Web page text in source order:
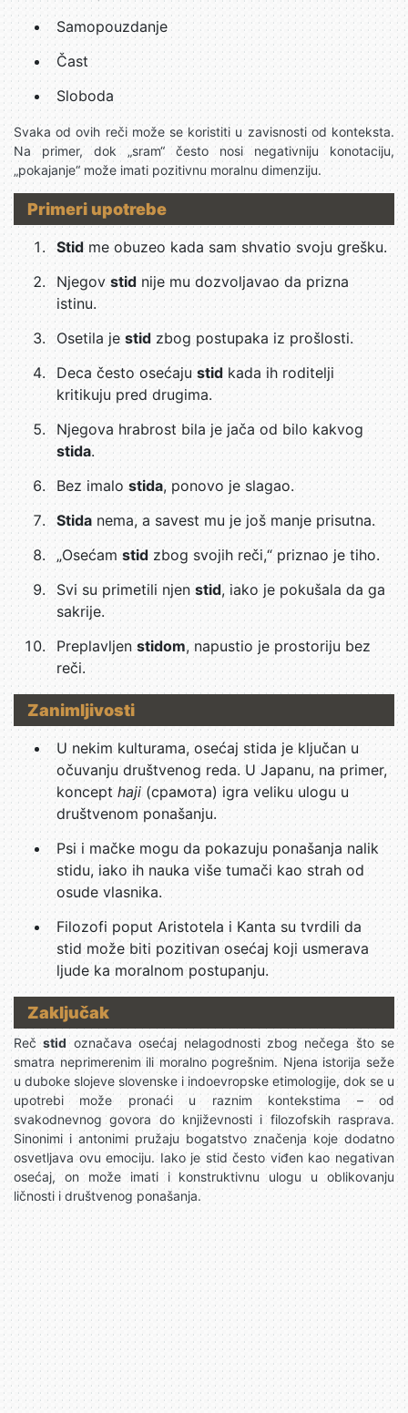
Samopouzdanje
Čast
Sloboda
Svaka od ovih reči može se koristiti u zavisnosti od konteksta.
Na primer, dok „sram“ često nosi negativniju konotaciju,
„pokajanje“ može imati pozitivnu moralnu dimenziju.
Primeri upotrebe
Stidme obuzeo kada sam shvatio svoju grešku.
Njegov stid nije mu dozvoljavao da prizna
istinu.
Osetila je stid zbog postupaka iz prošlosti.
Deca često osećajustid kada ih roditelji
kritikuju pred drugima.
Njegova hrabrost bila je jača od bilo kakvog
stida.
Bez imalostida, ponovo je slagao.
Stida nema, a savest mu je još manje prisutna.
„Osećamstidzbog svojih reči,“ priznao je tiho.
Svi su primetili njenstid, iako je pokušala da ga
sakrije.
Preplavljenstidom, napustio je prostoriju bez
reči.
Zanimljivosti
U nekim kulturama, osećaj stida je ključan u
očuvanju društvenog reda. U Japanu, na primer,
koncept haji(срамота) igra veliku ulogu u
društvenom ponašanju.
Psi i mačke mogu da pokazuju ponašanja nalik
stidu, iako ih nauka više tumači kao strah od
osude vlasnika.
Filozofi poput Aristotela i Kanta su tvrdili da
stid može biti pozitivan osećaj koji usmerava
ljude ka moralnom postupanju.
Zaključak
Rečstid označava osećaj nelagodnosti zbog nečega što se
smatra neprimerenim ili moralno pogrešnim. Njena istorija seže
u duboke slojeve slovenske i indoevropske etimologije, dok se u
upotrebi može pronaći u raznim kontekstima – od
svakodnevnog govora do književnosti i filozofskih rasprava.
Sinonimi i antonimi pružaju bogatstvo značenja koje dodatno
osvetljava ovu emociju. Iako je stid često viđen kao negativan
osećaj, on može imati i konstruktivnu ulogu u oblikovanju
ličnosti i društvenog ponašanja.